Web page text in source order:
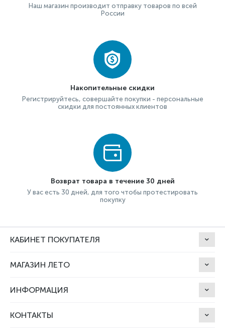
Наш магазин производит отправку товаров по всей
России
Накопительные скидки
Регистрируйтесь, совершайте покупки - персональные
скидки для постоянных клиентов
Возврат товара в течение 30 дней
У вас есть 30 дней, для того чтобы протестировать
покупку
КАБИНЕТ ПОКУПАТЕЛЯ
МАГАЗИН ЛЕТО
ИНФОРМАЦИЯ
КОНТАКТЫ